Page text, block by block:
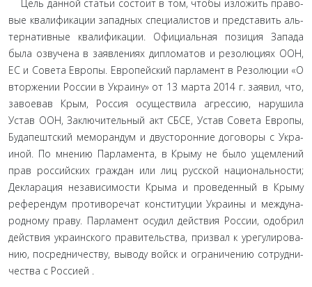
Цель данной статьи состоит в том, чтобы изложить право­
вые квалификации западных специалистов и представить аль­
тернативные квалификации. Официальная позиция Запада
была озвучена в заявлениях дипломатов и резолюциях ООН,
ЕС и Совета Европы. Европейский парламент в Резолюции «О
вторжении России в Украину» от 13 марта 2014 г. заявил, что,
завоевав Крым, Россия осуществила агрессию, нарушила
Устав ООН, Заключительный акт СБСЕ, Устав Совета Европы,
Будапештский меморандум и двусторонние договоры с Укра­
иной. По мнению Парламента, в Крыму не было ущемлений
прав российских граждан или лиц русской национальности;
Декларация независимости Крыма и проведенный в Крыму
референдум противоречат конституции Украины и междуна­
родному праву. Парламент осудил действия России, одобрил
действия украинского правительства, призвал к урегулирова­
нию, посредничеству, выводу войск и ограничению сотрудни­
чества с Россией .